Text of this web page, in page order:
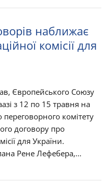
наближає
комісії для
Європейського Союзу
з 12 по 15 травня на
комітету
договору про
для України.
Рене Лефебера,...